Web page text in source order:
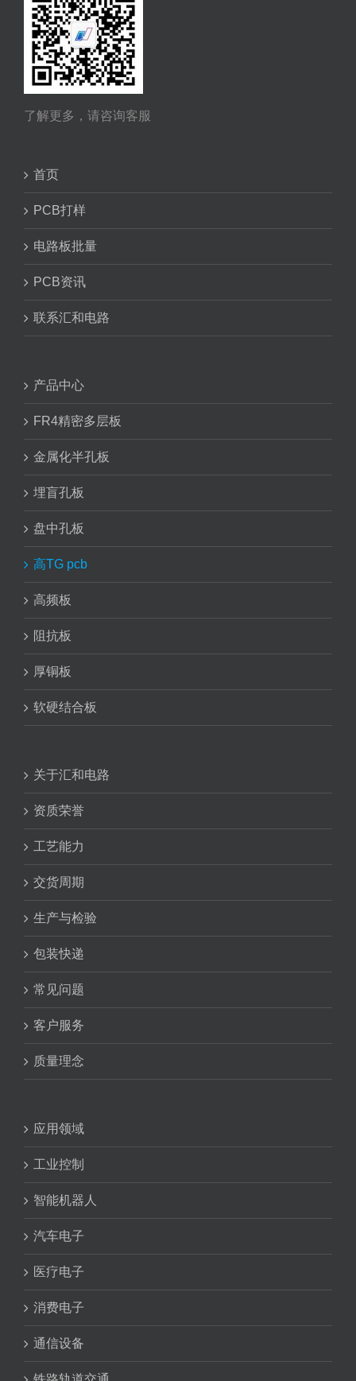
了解更多，请咨询客服
首页
PCB打样
电路板批量
PCB资讯
联系汇和电路
产品中心
FR4精密多层板
金属化半孔板
埋盲孔板
盘中孔板
高TG pcb
高频板
阻抗板
厚铜板
软硬结合板
关于汇和电路
资质荣誉
工艺能力
交货周期
生产与检验
包装快递
常见问题
客户服务
质量理念
应用领域
工业控制
智能机器人
汽车电子
医疗电子
消费电子
通信设备